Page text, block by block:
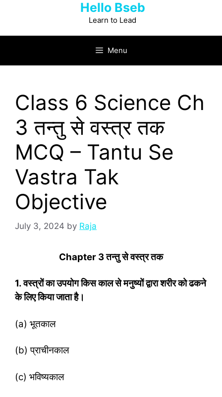
Hello Bseb
Learn to Lead
Menu
Class 6 Science Ch
3 तन्तु से वस्त्र तक
MCQ – Tantu Se
Vastra Tak
Objective
July 3, 2024 by Raja
Chapter 3तन्तु से वस्त्र तक
1. वस्‍त्रों का उपयोग किस काल से मनुष्‍यों द्वारा शरीर को ढकने
के लिए किया जाता है।
(a) भूतकाल
(b) प्राचीनकाल
(c) भविष्‍यकाल